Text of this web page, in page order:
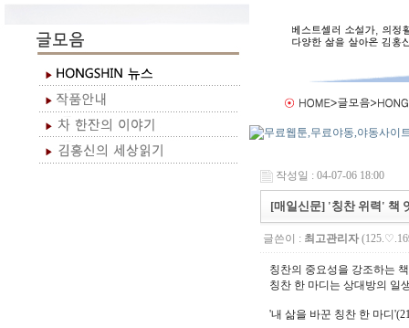
작성일 : 04-07-06 18:00
[매일신문] '칭찬 위력' 책
글쓴이 : 최고관리자
칭찬의 중요성을 강조하는
칭찬 한 마디는 상대방의 일
'내 삶을 바꾼 칭찬 한 마디